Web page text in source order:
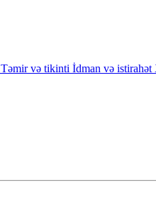
Təmir və tikinti İdman və istirahət